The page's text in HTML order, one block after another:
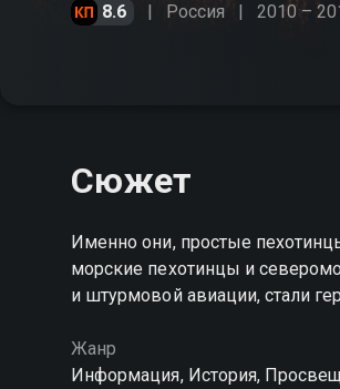
8.6 Россия 2010 –
Сюжет
Именно они, простые
морские пехотинцы и
и штурмовой авиации, стали
Жанр
Информация, История,